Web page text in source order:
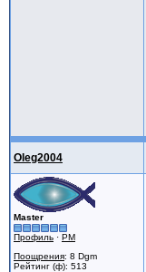
Oleg2004
Master
Профиль · PM
Поощрения: 8 Dgm
Рейтинг (ф): 513